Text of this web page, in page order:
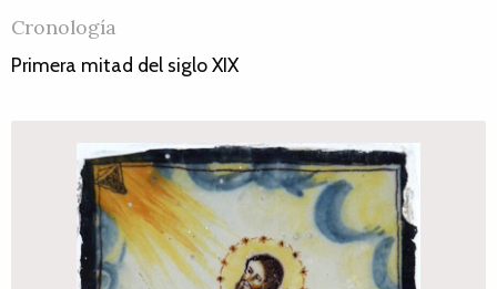
Cronología
Primera mitad del siglo XIX